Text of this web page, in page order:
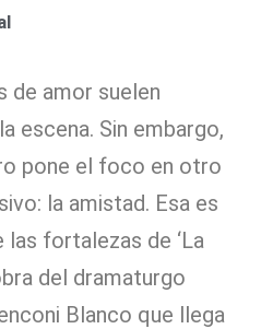
de amor suelen
escena. Sin embargo,
pone el foco en otro
la amistad. Esa es
fortalezas de ‘La
del dramaturgo
Blanco que llega